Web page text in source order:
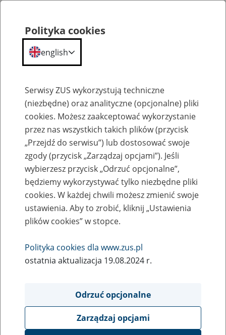
Szkolenia
Szkolenie online - Świadczenie
uzupełniające dla osób niezdolnych do
samodzielnej egzystencji
Rodzaj wydarzenia
Polityka cookies
english
Serwisy ZUS wykorzystują techniczne
(niezbędne) oraz analityczne (opcjonalne) pliki
cookies. Możesz zaakceptować wykorzystanie
przez nas wszystkich takich plików (przycisk
„Przejdź do serwisu”) lub dostosować swoje
zgody (przycisk „Zarządzaj opcjami”). Jeśli
wybierzesz przycisk „Odrzuć opcjonalne”,
będziemy wykorzystywać tylko niezbędne pliki
cookies. W każdej chwili możesz zmienić swoje
ustawienia. Aby to zrobić, kliknij „Ustawienia
plików cookies” w stopce.
Polityka cookies dla www.zus.pl
ostatnia aktualizacja 19.08.2024 r.
Odrzuć opcjonalne
Zarządzaj opcjami